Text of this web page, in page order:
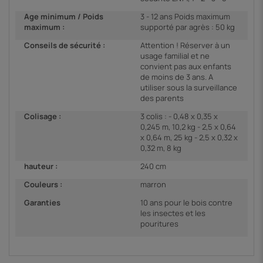
Age minimum / Poids
maximum :
3 - 12 ans Poids maximum
supporté par agrès : 50 kg
Conseils de sécurité :
Attention ! Réserver à un
usage familial et ne
convient pas aux enfants
de moins de 3 ans. A
utiliser sous la surveillance
des parents
Colisage :
3 colis : - 0,48 x 0,35 x
0,245 m, 10,2 kg - 2,5 x 0,64
x 0,64 m, 25 kg - 2,5 x 0,32 x
0,32 m, 8 kg
hauteur :
240 cm
Couleurs :
marron
Garanties
10 ans pour le bois contre
les insectes et les
pouritures